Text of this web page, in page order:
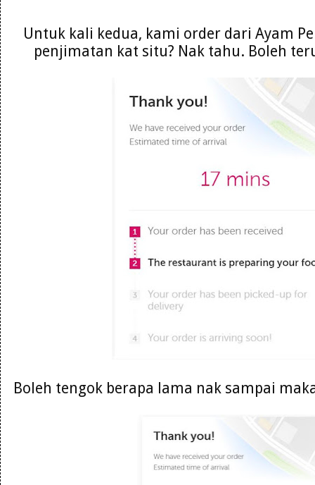
Untuk kali kedua, kami order dari Ayam
penjimatan kat situ? Nak tahu. Boleh
Boleh tengok berapa lama nak sampai